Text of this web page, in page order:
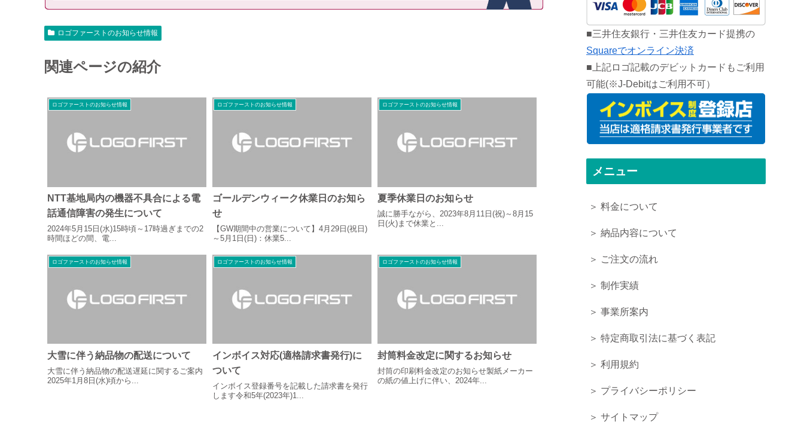
ロゴファーストのお知らせ情報
関連ページの紹介
ロゴファーストのお知らせ情報
NTT基地局内の機器不具合による電
話通信障害の発生について
2024年5月15日(水)15時頃～17時過ぎまでの2
時間ほどの間、電...
ロゴファーストのお知らせ情報
ゴールデンウィーク休業日のお知ら
せ
【GW期間中の営業について】4月29日(祝日)
～5月1日(日)：休業5...
ロゴファーストのお知らせ情報
夏季休業日のお知らせ
誠に勝手ながら、2023年8月11日(祝)～8月15
日(火)まで休業と...
ロゴファーストのお知らせ情報
大雪に伴う納品物の配送について
大雪に伴う納品物の配送遅延に関するご案内
2025年1月8日(水)頃から...
ロゴファーストのお知らせ情報
インボイス対応(適格請求書発行)に
ついて
インボイス登録番号を記載した請求書を発行
します令和5年(2023年)1...
ロゴファーストのお知らせ情報
封筒料金改定に関するお知らせ
封筒の印刷料金改定のお知らせ製紙メーカー
の紙の値上げに伴い、2024年...
■三井住友銀行・三井住友カード提携の
Squareでオンライン決済
■上記ロゴ記載のデビットカードもご利用
可能(※J-Debitはご利用不可）
メニュー
＞ 料金について
＞ 納品内容について
＞ ご注文の流れ
＞ 制作実績
＞ 事業所案内
＞ 特定商取引法に基づく表記
＞ 利用規約
＞ プライバシーポリシー
＞ サイトマップ